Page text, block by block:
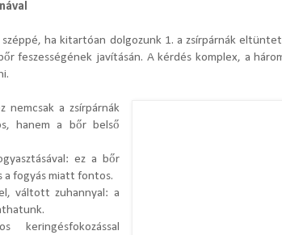
ha kitartóan dolgozunk 1. a zsírpárnák
feszességének javításán. A kérdés komplex, a
nemcsak a zsírpárnák
hanem a bőr belső
ez a bőr
a fogyás miatt fontos.
váltott zuhannyal: a
keringésfokozással